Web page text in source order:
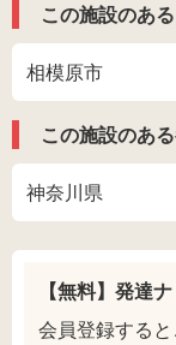
この施設のあ
相模原市
この施設のあ
神奈川県
【無料】発達
会員登録すると